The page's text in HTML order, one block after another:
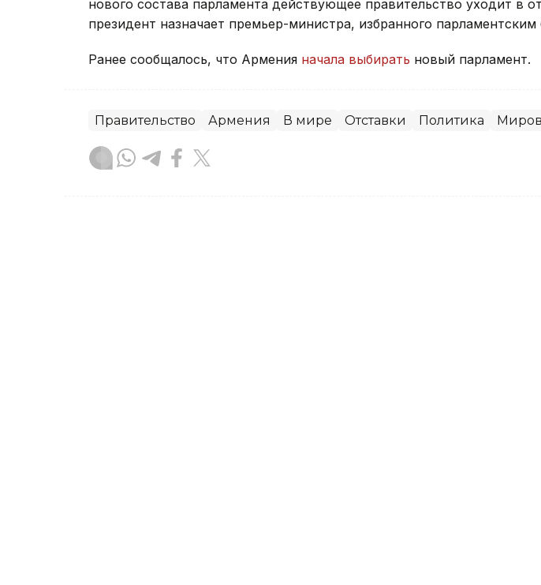
нового состава парламента действующее правительство уходит в
президент назначает премьер-министра, избранного
Ранее сообщалось, что Армения начала выбирать новый парламент.
Правительство Армения В мире Отставки Политика